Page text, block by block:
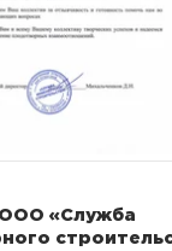
ООО «Служба